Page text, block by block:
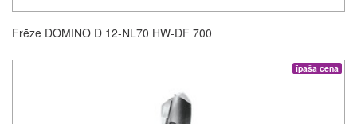
Frēze DOMINO D 12-NL70 HW-DF 700
īpaša cena